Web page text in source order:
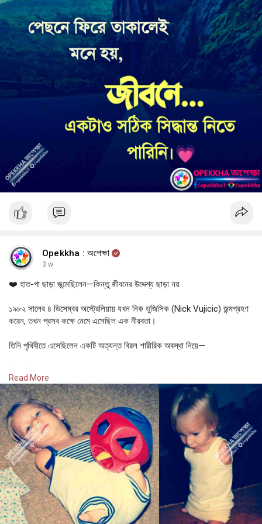
অনেক সময় সীমাবদ্ধতা তৈরি হয়—
আমরা নিজের জন্য যে সীমা নির্ধারণ করি, তার মাধ্যমে।
নিক ভুজিসিকের জীবন জন্মগতভাবে কী নেই, তার গল্প নয়।
এটি একটি গল্প—
জীবনের উদ্দেশ্যের।
পরিস্থিতির কাছে আত্মসমর্পণ না করার।
এবং প্রমাণ করার যে একজন মানুষ তার সব অঙ্গ হারিয়েও এমন উচ্চতায় পৌঁছাতে পারে, যা
বরং তারা— Opekkha : অপেক্ষা
3 w
❤️ হাত-পা ছাড়া জন্মেছিলেন—কিন্তু জীবনের উদ্দেশ্য ছাড়া নয়
১৯৮২ সালের ৪ ডিসেম্বর অস্ট্রেলিয়ায় যখন নিক ভুজিসিক (Nick Vujicic) জন্মগ্রহণ
করেন, তখন প্রসব কক্ষে নেমে এসেছিল এক নীরবতা।
তিনি পৃথিবীতে এসেছিলেন একটি অত্যন্ত বিরল শারীরিক অবস্থা নিয়ে—
যার কারণে তার কোনো হাত বা পা ছিল না।
তার বাবা-মা হতবাক হয়ে গিয়েছিলেন।
চিকিৎসকদের কাছেও খুব বেশি উত্তর ছিল না।
অনেকেই ভেবেছিলেন, তার ভবিষ্যৎ শুধুই সীমাবদ্ধতার মধ্যে আবদ্ধ থাকবে।
কিন্তু তারা সম্পূর্ণ ভুল ছিলেন।
বড় হয়ে ওঠার পথটি সহজ ছিল না।
Read More